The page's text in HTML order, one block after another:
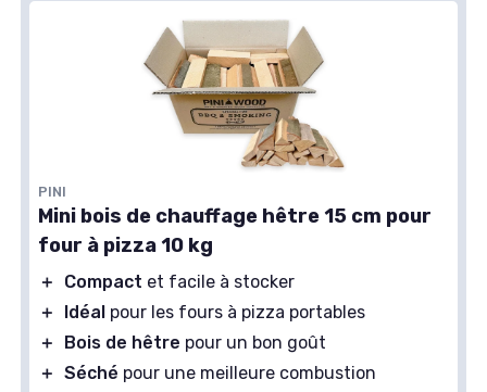
PINI
Mini bois de chauffage hêtre 15 cm pour
four à pizza 10 kg
＋ Compact et facile à stocker
＋
Idéal pour les fours à pizza portables
＋
Bois de hêtre pour un bon goût
＋ Séché pour une meilleure combustion